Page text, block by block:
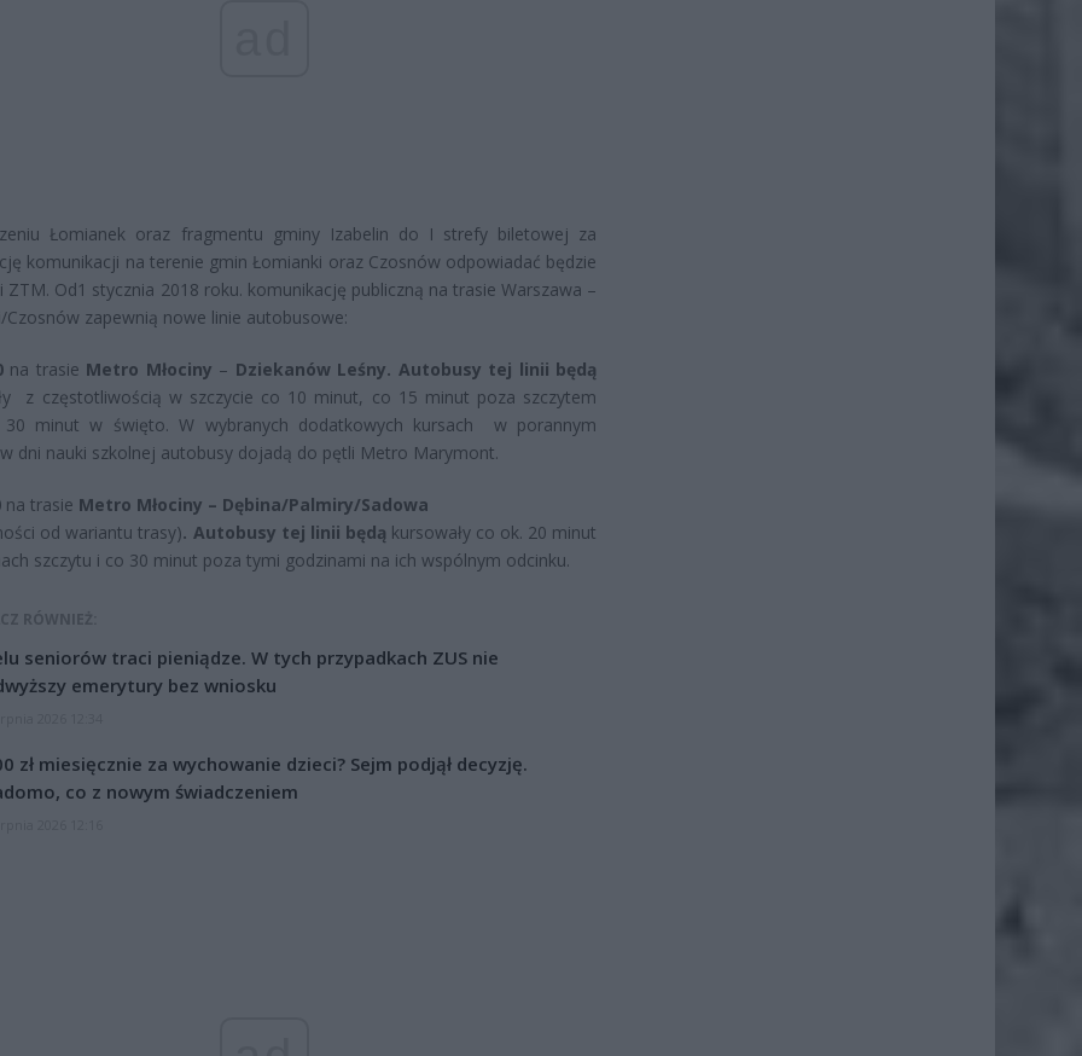
Łomianek oraz fragmentu gminy Izabelin do I strefy biletowej za
komunikacji na terenie gmin Łomianki oraz Czosnów odpowiadać będzie
ZTM. Od1 stycznia 2018 roku. komunikację publiczną na trasie Warszawa –
Czosnów zapewnią nowe linie autobusowe:
na trasie Metro Młociny – Dziekanów Leśny. Autobusy tej linii będą
z częstotliwością w szczycie co 10 minut, co 15 minut poza szczytem
minut w święto. W wybranych dodatkowych kursach w porannym
dni nauki szkolnej autobusy dojadą do pętli Metro Marymont.
na trasie Metro Młociny – Dębina/Palmiry/Sadowa
od wariantu trasy). Autobusy tej linii będą kursowały co ok. 20 minut
szczytu i co 30 minut poza tymi godzinami na ich wspólnym odcinku.
RÓWNIEŻ:
seniorów traci pieniądze. W tych przypadkach ZUS nie
emerytury bez wniosku
zł miesięcznie za wychowanie dzieci? Sejm podjął decyzję.
co z nowym świadczeniem